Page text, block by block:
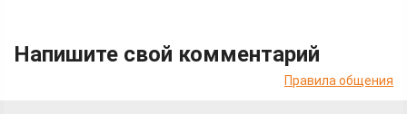
Напишите свой комментарий
Правила общения